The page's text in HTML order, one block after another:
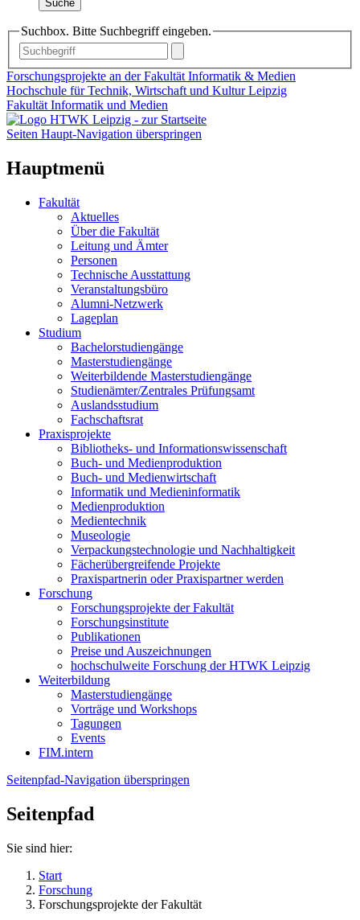
Suche
Suchbox. Bitte Suchbegriff eingeben.
Forschungsprojekte an der Fakultät Informatik & Medien
Hochschule für Technik, Wirtschaft und Kultur Leipzig
Fakultät Informatik und Medien
Seiten Haupt-Navigation überspringen
Hauptmenü
Fakultät
Aktuelles
Über die Fakultät
Leitung und Ämter
Personen
Technische Ausstattung
Veranstaltungsbüro
Alumni-Netzwerk
Lageplan
Studium
Bachelorstudiengänge
Masterstudiengänge
Weiterbildende Masterstudiengänge
Studienämter/Zentrales Prüfungsamt
Auslandsstudium
Fachschaftsrat
Praxisprojekte
Bibliotheks- und Informationswissenschaft
Buch- und Medienproduktion
Buch- und Medienwirtschaft
Informatik und Medieninformatik
Medienproduktion
Medientechnik
Museologie
Verpackungstechnologie und Nachhaltigkeit
Fächerübergreifende Projekte
Praxispartnerin oder Praxispartner werden
Forschung
Forschungsprojekte der Fakultät
Forschungsinstitute
Publikationen
Preise und Auszeichnungen
hochschulweite Forschung der HTWK Leipzig
Weiterbildung
Masterstudiengänge
Vorträge und Workshops
Tagungen
Events
FIM.intern
Seitenpfad-Navigation überspringen
Seitenpfad
Sie sind hier:
Start
Forschung
Forschungsprojekte der Fakultät